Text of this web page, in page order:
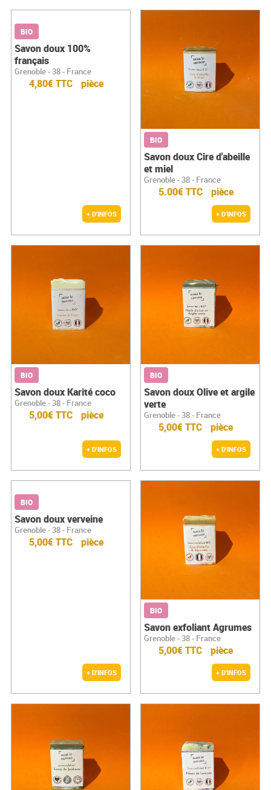
BIO
Savon doux 100%
français
Grenoble - 38 - France
4,80€ TTC pièce
+ D'INFOS
BIO
Savon doux Cire d'abeille
et miel
Grenoble - 38 - France
5.00€ TTC pièce
+ D'INFOS
BIO
Savon doux Karité coco
Grenoble - 38 - France
5,00€ TTC pièce
+ D'INFOS
BIO
Savon doux Olive et argile
verte
Grenoble - 38 - France
5,00€ TTC pièce
+ D'INFOS
BIO
Savon doux verveine
Grenoble - 38 - France
5,00€ TTC pièce
+ D'INFOS
BIO
Savon exfoliant Agrumes
Grenoble - 38 - France
5,00€ TTC pièce
+ D'INFOS